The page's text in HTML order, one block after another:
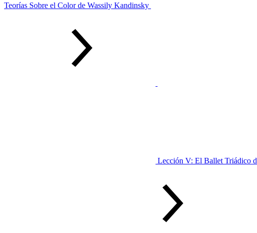
Teorías Sobre el Color de Wassily Kandinsky
Lección V: El Ballet Triádico